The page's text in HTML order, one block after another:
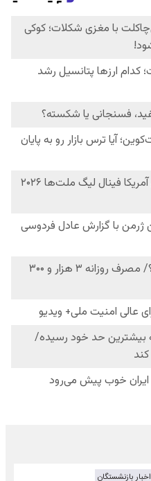
اخبار بازنشستگان